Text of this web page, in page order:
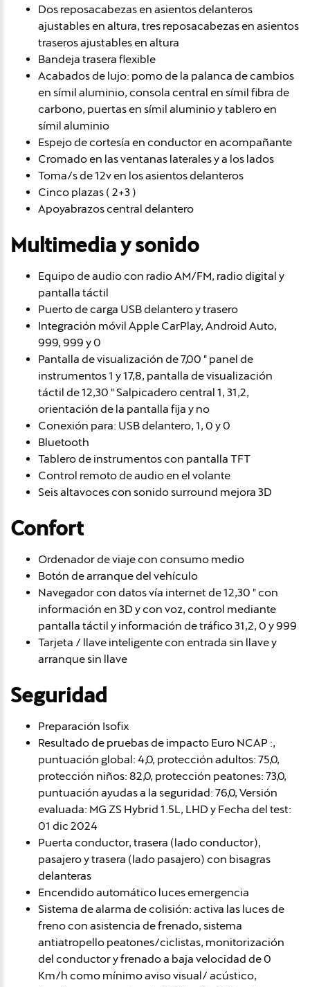
Dos reposacabezas en asientos delanteros
ajustables en altura, tres reposacabezas en asientos
traseros ajustables en altura
Bandeja trasera flexible
Acabados de lujo: pomo de la palanca de cambios
en símil aluminio, consola central en símil fibra de
carbono, puertas en símil aluminio y tablero en
símil aluminio
Espejo de cortesía en conductor en acompañante
Cromado en las ventanas laterales y a los lados
Toma/s de 12v en los asientos delanteros
Cinco plazas ( 2+3 )
Apoyabrazos central delantero
Multimedia y sonido
Equipo de audio con radio AM/FM, radio digital y
pantalla táctil
Puerto de carga USB delantero y trasero
Integración móvil Apple CarPlay, Android Auto,
999, 999 y 0
Pantalla de visualización de 7,00 " panel de
instrumentos 1 y 17,8, pantalla de visualización
táctil de 12,30 " Salpicadero central 1, 31,2,
orientación de la pantalla fija y no
Conexión para: USB delantero, 1, 0 y 0
Bluetooth
Tablero de instrumentos con pantalla TFT
Control remoto de audio en el volante
Seis altavoces con sonido surround mejora 3D
Confort
Ordenador de viaje con consumo medio
Botón de arranque del vehículo
Navegador con datos vía internet de 12,30 " con
información en 3D y con voz, control mediante
pantalla táctil y información de tráfico 31,2, 0 y 999
Tarjeta / llave inteligente con entrada sin llave y
arranque sin llave
Seguridad
Preparación Isofix
Resultado de pruebas de impacto Euro NCAP :,
puntuación global: 4,0, protección adultos: 75,0,
protección niños: 82,0, protección peatones: 73,0,
puntuación ayudas a la seguridad: 76,0, Versión
evaluada: MG ZS Hybrid 1.5L, LHD y Fecha del test:
01 dic 2024
Puerta conductor, trasera (lado conductor),
pasajero y trasera (lado pasajero) con bisagras
delanteras
Encendido automático luces emergencia
Sistema de alarma de colisión: activa las luces de
freno con asistencia de frenado, sistema
antiatropello peatones/ciclistas, monitorización
del conductor y frenado a baja velocidad de 0
Km/h como mínimo aviso visual/ acústico,